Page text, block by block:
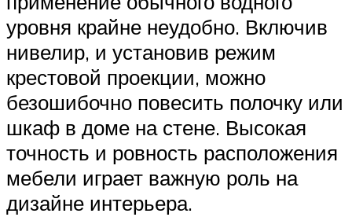
уровня крайне неудобно. Включив
нивелир, и установив режим
крестовой проекции, можно
безошибочно повесить полочку или
шкаф в доме на стене. Высокая
точность и ровность расположения
мебели играет важную роль на
дизайне интерьера.